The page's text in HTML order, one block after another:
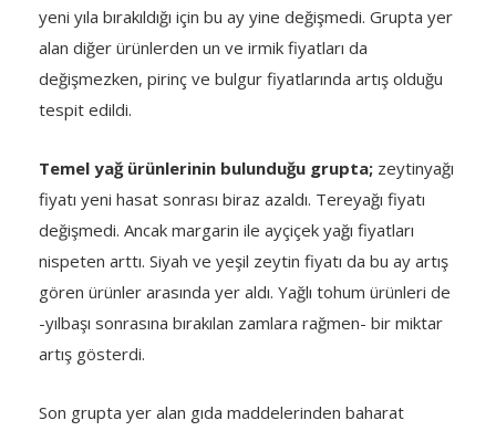
yeni yıla bırakıldığı için bu ay yine değişmedi. Grupta yer
alan diğer ürünlerden un ve irmik fiyatları da
değişmezken, pirinç ve bulgur fiyatlarında artış olduğu
tespit edildi.
Temel yağ ürünlerinin bulunduğu grupta; zeytinyağı
fiyatı yeni hasat sonrası biraz azaldı. Tereyağı fiyatı
değişmedi. Ancak margarin ile ayçiçek yağı fiyatları
nispeten arttı. Siyah ve yeşil zeytin fiyatı da bu ay artış
gören ürünler arasında yer aldı. Yağlı tohum ürünleri de
-yılbaşı sonrasına bırakılan zamlara rağmen- bir miktar
artış gösterdi.
Son grupta yer alan gıda maddelerinden baharat